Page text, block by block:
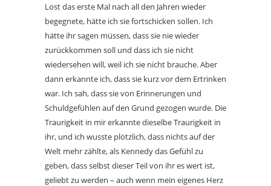
Lost das erste Mal nach all den Jahren wieder
begegnete, hätte ich sie fortschicken sollen. Ich
hätte ihr sagen müssen, dass sie nie wieder
zurückkommen soll und dass ich sie nicht
wiedersehen will, weil ich sie nicht brauche. Aber
dann erkannte ich, dass sie kurz vor dem Ertrinken
war. Ich sah, dass sie von Erinnerungen und
Schuldgefühlen auf den Grund gezogen wurde. Die
Traurigkeit in mir erkannte dieselbe Traurigkeit in
ihr, und ich wusste plötzlich, dass nichts auf der
Welt mehr zählte, als Kennedy das Gefühl zu
geben, dass selbst dieser Teil von ihr es wert ist,
geliebt zu werden – auch wenn mein eigenes Herz